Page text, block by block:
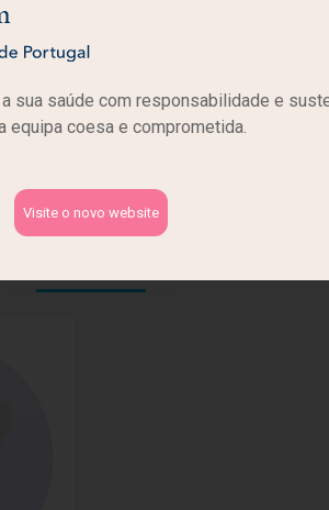
sua saúde com responsabilidade e
equipa coesa e comprometida.
Visite o novo website